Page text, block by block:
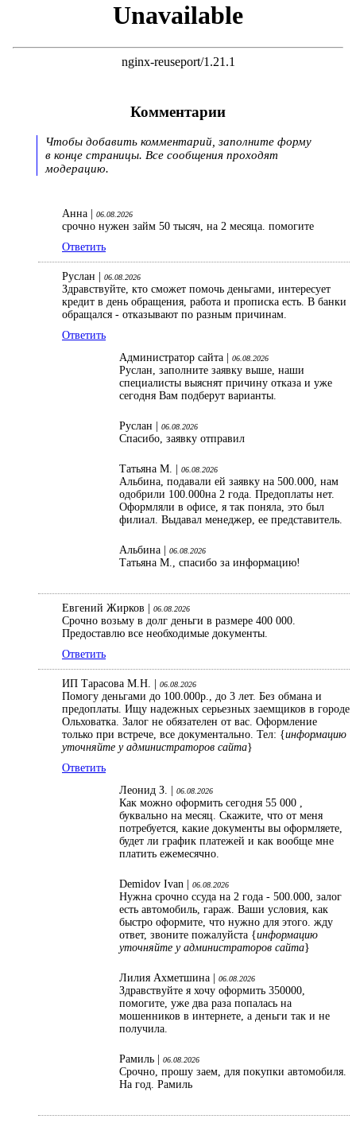
Комментарии
Чтобы добавить комментарий, заполните форму
в конце страницы. Все сообщения проходят
модерацию.
Анна | 06.08.2026
срочно нужен займ 50 тысяч, на 2 месяца. помогите
Ответить
Руслан | 06.08.2026
Здравствуйте, кто сможет помочь деньгами, интересует
кредит в день обращения, работа и прописка есть. В банки
обращался - отказывают по разным причинам.
Ответить
Администратор сайта |
06.08.2026
Руслан, заполните заявку выше, наши
специалисты выяснят причину отказа и уже
сегодня Вам подберут варианты.
Руслан | 06.08.2026
Спасибо, заявку отправил
Татьяна М. | 06.08.2026
Альбина, подавали ей заявку на 500.000, нам
одобрили 100.000на 2 года. Предоплаты нет.
Оформляли в офисе, я так поняла, это был
филиал. Выдавал менеджер, ее представитель.
Альбина | 06.08.2026
Татьяна М., спасибо за информацию!
Евгений Жирков | 06.08.2026
Срочно возьму в долг деньги в размере 400 000.
Предоставлю все необходимые документы.
Ответить
ИП Тарасова М.Н. | 06.08.2026
Помогу деньгами до 100.000р., до 3 лет. Без обмана и
предоплаты. Ищу надежных серьезных заемщиков в городе
Ольховатка. Залог не обязателен от вас. Оформление
только при встрече, все документально. Тел: {информацию
уточняйте у администраторов сайта}
Ответить
Леонид З. |
06.08.2026
Как можно оформить сегодня 55 000 ,
буквально на месяц. Скажите, что от меня
потребуется, какие документы вы оформляете,
будет ли график платежей и как вообще мне
платить ежемесячно.
Demidov Ivan | 06.08.2026
Нужна срочно ссуда на 2 года - 500.000, залог
есть автомобиль, гараж. Ваши условия, как
быстро оформите, что нужно для этого. жду
ответ, звоните пожалуйста {информацию
уточняйте у администраторов сайта}
Лилия Ахметшина | 06.08.2026
Здравствуйте я хочу оформить 350000,
помогите, уже два раза попалась на
мошенников в интернете, а деньги так и не
получила.
Рамиль | 06.08.2026
Срочно, прошу заем, для покупки автомобиля.
На год. Рамиль